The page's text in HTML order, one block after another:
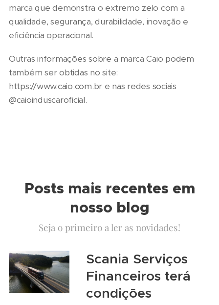
marca que demonstra o extremo zelo com a
qualidade, segurança, durabilidade, inovação e
eficiência operacional.
Outras informações sobre a marca Caio podem
também ser obtidas no site:
https://www.caio.com.br e nas redes sociais
@caioinduscaroficial.
Posts mais recentes em
nosso blog
Seja o primeiro a ler as novidades!
Scania Serviços
Financeiros terá
condições